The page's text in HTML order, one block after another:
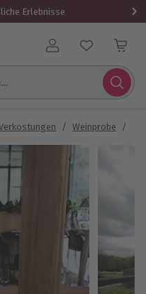
Erlebnisse
Benutzerkonto
/ Weinprobe /